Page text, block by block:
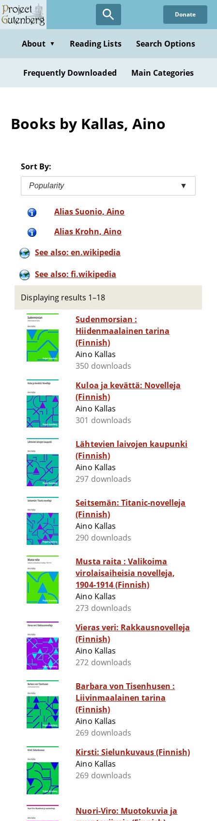
Skip
to
content
Donate
About ▼ Reading Lists Search Options
Frequently Downloaded Main Categories
Books by Kallas, Aino
Sort By:
Popularity ▼
Alias Suonio, Aino
Alias Krohn, Aino
See also: en.wikipedia
See also: fi.wikipedia
Displaying results 1–18
Sudenmorsian :
Hiidenmaalainen tarina
(Finnish)
Aino Kallas
350 downloads
Kuloa ja kevättä: Novelleja
(Finnish)
Aino Kallas
301 downloads
Lähtevien laivojen kaupunki
(Finnish)
Aino Kallas
297 downloads
Seitsemän: Titanic-novelleja
(Finnish)
Aino Kallas
290 downloads
Musta raita : Valikoima
virolaisaiheisia novelleja,
1904-1914 (Finnish)
Aino Kallas
273 downloads
Vieras veri: Rakkausnovelleja
(Finnish)
Aino Kallas
272 downloads
Barbara von Tisenhusen :
Liivinmaalainen tarina
(Finnish)
Aino Kallas
269 downloads
Kirsti: Sielunkuvaus (Finnish)
Aino Kallas
269 downloads
Nuori-Viro: Muotokuvia ja